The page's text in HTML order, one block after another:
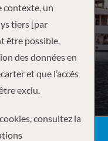
MINH
contexte, un
tiers [par
être possible,
des données en
et que l’accès
exclu.
consultez la